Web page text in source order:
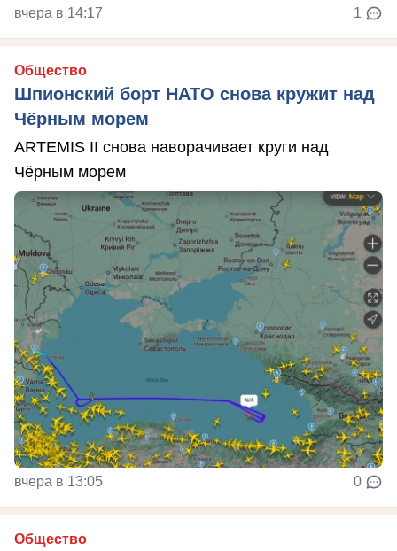
вчера в 14:17 1
Общество
Шпионский борт НАТО снова кружит над
Чёрным морем
ARTEMIS II снова наворачивает круги над
Чёрным морем
вчера в 13:05 0
Общество